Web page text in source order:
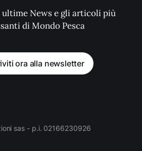
News e gli articoli più
di Mondo Pesca
ora alla newsletter
sas - p.i. 02166230926